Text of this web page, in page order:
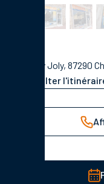
Le Puy Joly, 87290
Consulter